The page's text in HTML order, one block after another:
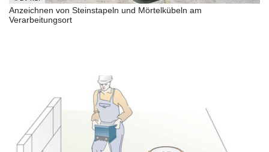
Anzeichnen von Steinstapeln und Mörtelkübeln am
Verarbeitungsort